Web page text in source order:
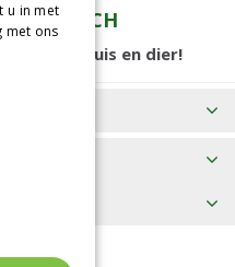
KOLBACH
tuin, huis en dier!
u in met
met ons